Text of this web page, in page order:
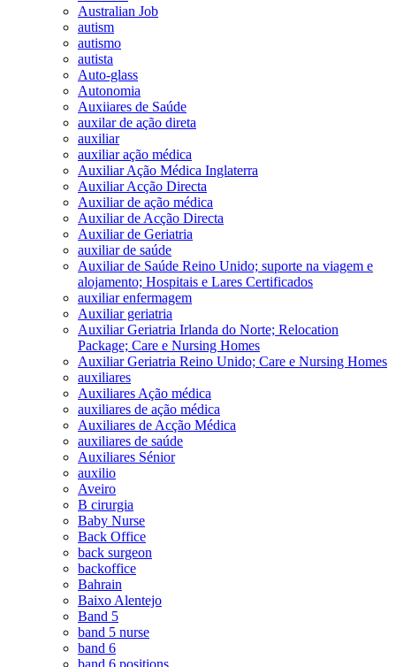
Australian Job
autism
autismo
autista
Auto-glass
Autonomia
Auxiiares de Saúde
auxilar de ação direta
auxiliar
auxiliar ação médica
Auxiliar Ação Médica Inglaterra
Auxiliar Acção Directa
Auxiliar de ação médica
Auxiliar de Acção Directa
Auxiliar de Geriatria
auxiliar de saúde
Auxiliar de Saúde Reino Unido; suporte na viagem e
alojamento; Hospitais e Lares Certificados
auxiliar enfermagem
Auxiliar geriatria
Auxiliar Geriatria Irlanda do Norte; Relocation
Package; Care e Nursing Homes
Auxiliar Geriatria Reino Unido; Care e Nursing Homes
auxiliares
Auxiliares Ação médica
auxiliares de ação médica
Auxiliares de Acção Médica
auxiliares de saúde
Auxiliares Sénior
auxilio
Aveiro
B cirurgia
Baby Nurse
Back Office
back surgeon
backoffice
Bahrain
Baixo Alentejo
Band 5
band 5 nurse
band 6
band 6 positions